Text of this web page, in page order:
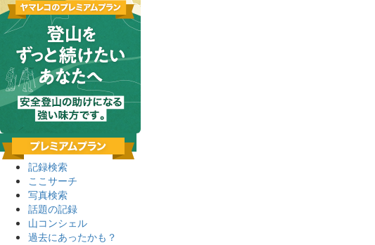
記録検索
ここサーチ
写真検索
話題の記録
山コンシェル
過去にあったかも？